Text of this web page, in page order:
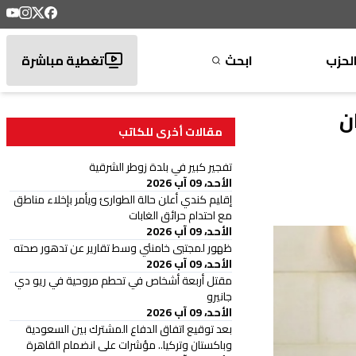
الحزب ابحث تغطية مباشرة
مقالات أخرى للكاتب
تفجير كبير في بلدة زوطر الشرقية
الأحد، 09 آب 2026
إقليم كندي أعلن حالة الطوارئ ويأمر بإخلاء مناطق
مع احتدام حرائق الغابات
الأحد، 09 آب 2026
ظهور لمجتبى خامنئي وسط تقارير عن تدهور صحته
الأحد، 09 آب 2026
مقتل أربعة أشخاص في تحطم مروحية في ريو دي
جانيرو
الأحد، 09 آب 2026
بعد توقيع اتفاق الدفاع المشترك بين السعودية
وباكستان وتركيا.. مؤشرات على انضمام القاهرة